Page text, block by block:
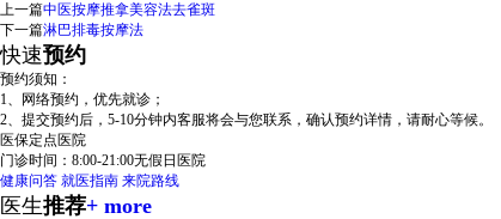
上一篇中医按摩推拿美容法去雀斑
下一篇淋巴排毒按摩法
快速预约
预约须知：
1、网络预约，优先就诊；
2、提交预约后，5-10分钟内客服将会与您联系，确认预约详情，请耐心等候。
医保定点医院
门诊时间： 8:00-21:00无假日医院
健康问答 就医指南 来院路线
医生推荐+ more